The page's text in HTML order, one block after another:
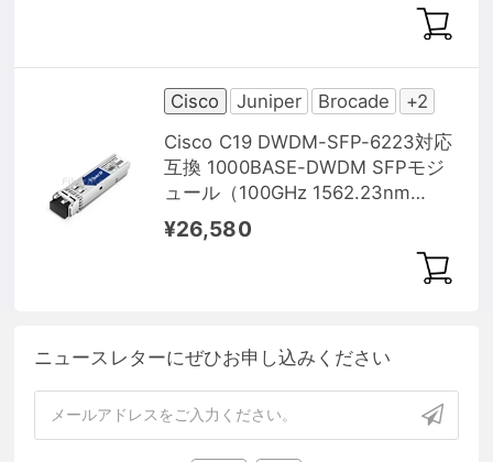
Cisco Juniper Brocade
+2
Cisco C19 DWDM-SFP-6223対応
互換 1000BASE-DWDM SFPモジ
ュール（100GHz 1562.23nm
100km DOM）
¥26,580
ニュースレターにぜひお申し込みください